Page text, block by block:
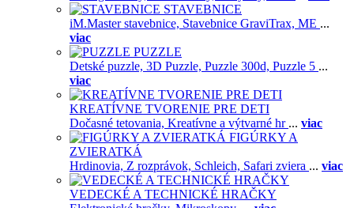
STAVEBNICE
iM.Master stavebnice, Stavebnice GraviTrax, ME ...
viac
PUZZLE
Detské puzzle, 3D Puzzle, Puzzle 300d, Puzzle 5 ...
viac
KREATÍVNE TVORENIE PRE DETI
Dočasné tetovania, Kreatívne a výtvarné hr ... viac
FIGÚRKY A
ZVIERATKÁ
Hrdinovia, Z rozprávok, Schleich, Safari zviera ... viac
VEDECKÉ A TECHNICKÉ HRAČKY